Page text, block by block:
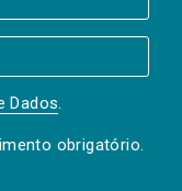
Dados.
obrigatório.